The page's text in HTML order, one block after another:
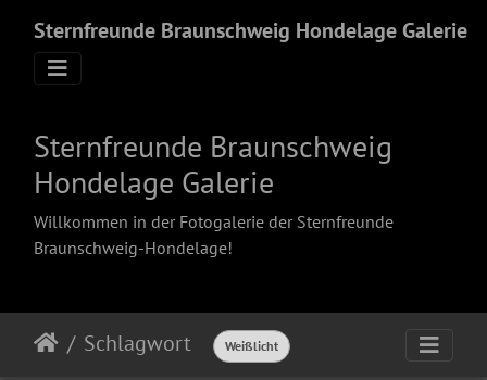
Sternfreunde Braunschweig Hondelage Galerie
Sternfreunde Braunschweig
Hondelage Galerie
Willkommen in der Fotogalerie der Sternfreunde
Braunschweig-Hondelage!
Schlagwort Weißlicht